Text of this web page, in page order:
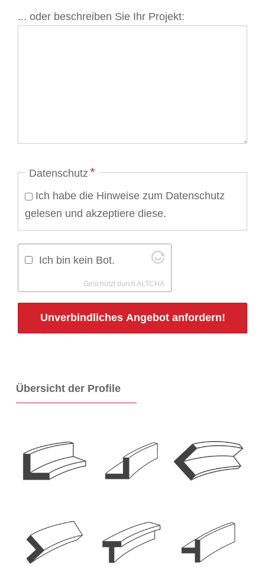
... oder beschreiben Sie Ihr Projekt:
Pflichtfeld
Datenschutz *
Ich habe die Hinweise zum Datenschutz
gelesen und akzeptiere diese.
Ich bin kein Bot.
Geschützt durch ALTCHA
Unverbindliches Angebot anfordern!
Übersicht der Profile